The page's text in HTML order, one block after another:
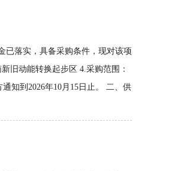
已落实，具备采购条件，现对该项
旧动能转换起步区 4.采购范围：
知到2026年10月15日止。 二、供